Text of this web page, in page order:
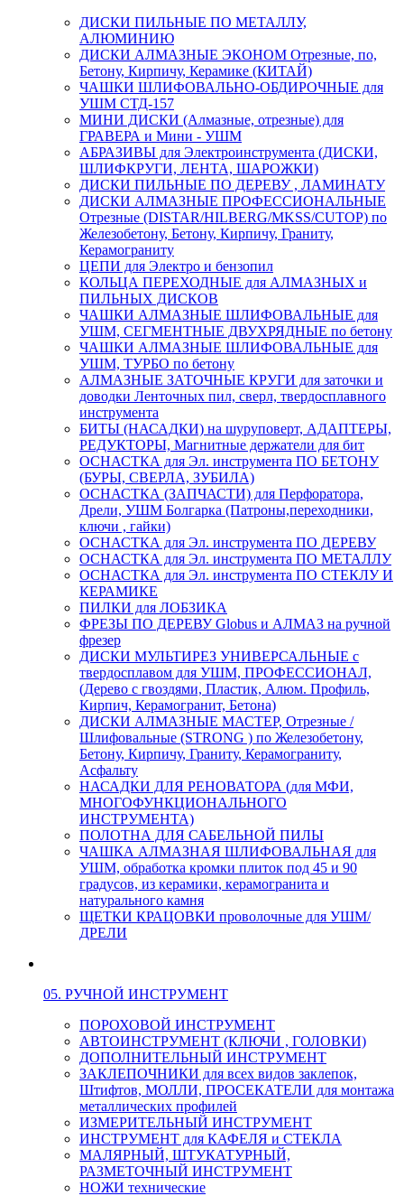
ДИСКИ ПИЛЬНЫЕ ПО МЕТАЛЛУ,
АЛЮМИНИЮ
ДИСКИ АЛМАЗНЫЕ ЭКОНОМ Отрезные, по,
Бетону, Кирпичу, Керамике (КИТАЙ)
ЧАШКИ ШЛИФОВАЛЬНО-ОБДИРОЧНЫЕ для
УШМ СТД-157
МИНИ ДИСКИ (Алмазные, отрезные) для
ГРАВЕРА и Мини - УШМ
АБРАЗИВЫ для Электроинструмента (ДИСКИ,
ШЛИФКРУГИ, ЛЕНТА, ШАРОЖКИ)
ДИСКИ ПИЛЬНЫЕ ПО ДЕРЕВУ , ЛАМИНАТУ
ДИСКИ АЛМАЗНЫЕ ПРОФЕССИОНАЛЬНЫЕ
Отрезные (DISTAR/HILBERG/MKSS/CUTOP) по
Железобетону, Бетону, Кирпичу, Граниту,
Керамограниту
ЦЕПИ для Электро и бензопил
КОЛЬЦА ПЕРЕХОДНЫЕ для АЛМАЗНЫХ и
ПИЛЬНЫХ ДИСКОВ
ЧАШКИ АЛМАЗНЫЕ ШЛИФОВАЛЬНЫЕ для
УШМ, СЕГМЕНТНЫЕ ДВУХРЯДНЫЕ по бетону
ЧАШКИ АЛМАЗНЫЕ ШЛИФОВАЛЬНЫЕ для
УШМ, ТУРБО по бетону
АЛМАЗНЫЕ ЗАТОЧНЫЕ КРУГИ для заточки и
доводки Ленточных пил, сверл, твердосплавного
инструмента
БИТЫ (НАСАДКИ) на шуруповерт, АДАПТЕРЫ,
РЕДУКТОРЫ, Магнитные держатели для бит
ОСНАСТКА для Эл. инструмента ПО БЕТОНУ
(БУРЫ, СВЕРЛА, ЗУБИЛА)
ОСНАСТКА (ЗАПЧАСТИ) для Перфоратора,
Дрели, УШМ Болгарка (Патроны,переходники,
ключи , гайки)
ОСНАСТКА для Эл. инструмента ПО ДЕРЕВУ
ОСНАСТКА для Эл. инструмента ПО МЕТАЛЛУ
ОСНАСТКА для Эл. инструмента ПО СТЕКЛУ И
КЕРАМИКЕ
ПИЛКИ для ЛОБЗИКА
ФРЕЗЫ ПО ДЕРЕВУ Globus и АЛМАЗ на ручной
фрезер
ДИСКИ МУЛЬТИРЕЗ УНИВЕРСАЛЬНЫЕ с
твердосплавом для УШМ, ПРОФЕССИОНАЛ,
(Дерево с гвоздями, Пластик, Алюм. Профиль,
Кирпич, Керамогранит, Бетона)
ДИСКИ АЛМАЗНЫЕ МАСТЕР, Отрезные /
Шлифовальные (STRONG ) по Железобетону,
Бетону, Кирпичу, Граниту, Керамограниту,
Асфальту
НАСАДКИ ДЛЯ РЕНОВАТОРА (для МФИ,
МНОГОФУНКЦИОНАЛЬНОГО
ИНСТРУМЕНТА)
ПОЛОТНА ДЛЯ САБЕЛЬНОЙ ПИЛЫ
ЧАШКА АЛМАЗНАЯ ШЛИФОВАЛЬНАЯ для
УШМ, обработка кромки плиток под 45 и 90
градусов, из керамики, керамогранита и
натурального камня
ЩЕТКИ КРАЦОВКИ проволочные для УШМ/
ДРЕЛИ
05. РУЧНОЙ ИНСТРУМЕНТ
ПОРОХОВОЙ ИНСТРУМЕНТ
АВТОИНСТРУМЕНТ (КЛЮЧИ , ГОЛОВКИ)
ДОПОЛНИТЕЛЬНЫЙ ИНСТРУМЕНТ
ЗАКЛЕПОЧНИКИ для всех видов заклепок,
Штифтов, МОЛЛИ, ПРОСЕКАТЕЛИ для монтажа
металлических профилей
ИЗМЕРИТЕЛЬНЫЙ ИНСТРУМЕНТ
ИНСТРУМЕНТ для КАФЕЛЯ и СТЕКЛА
МАЛЯРНЫЙ, ШТУКАТУРНЫЙ,
РАЗМЕТОЧНЫЙ ИНСТРУМЕНТ
НОЖИ технические